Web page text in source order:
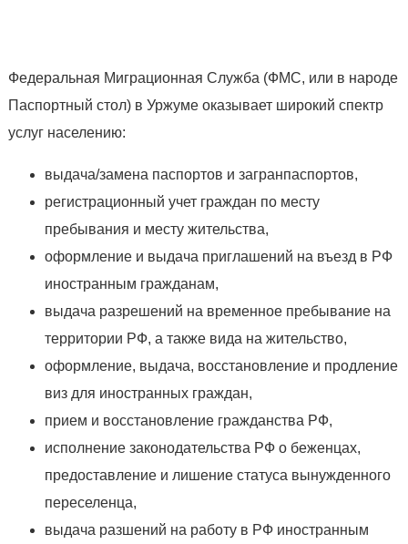
Федеральная Миграционная Служба (ФМС, или в народе
Паспортный стол) в Уржуме оказывает широкий спектр
услуг населению:
выдача/замена паспортов и загранпаспортов,
регистрационный учет граждан по месту
пребывания и месту жительства,
оформление и выдача приглашений на въезд в РФ
иностранным гражданам,
выдача разрешений на временное пребывание на
территории РФ, а также вида на жительство,
оформление, выдача, восстановление и продление
виз для иностранных граждан,
прием и восстановление гражданства РФ,
исполнение законодательства РФ о беженцах,
предоставление и лишение статуса вынужденного
переселенца,
выдача разшений на работу в РФ иностранным